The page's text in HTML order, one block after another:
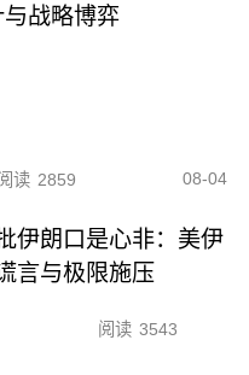
战略博弈
读 2859 08-04
伊朗口是心非：美伊
言与极限施压
阅读 3543